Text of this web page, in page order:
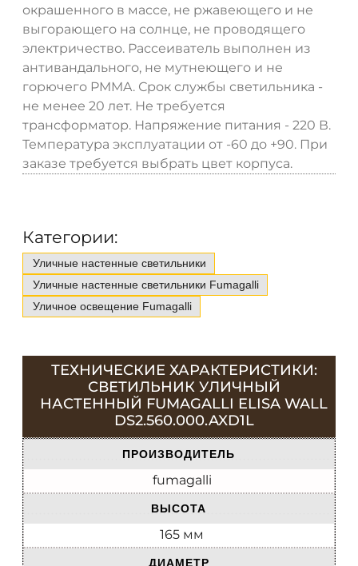
окрашенного в массе, не ржавеющего и не
выгорающего на солнце, не проводящего
электричество. Рассеиватель выполнен из
антивандального, не мутнеющего и не
горючего PMMA. Срок службы светильника -
не менее 20 лет. Не требуется
трансформатор. Напряжение питания - 220 В.
Температура эксплуатации от -60 до +90. При
заказе требуется выбрать цвет корпуса.
Категории:
Уличные настенные светильники
Уличные настенные светильники Fumagalli
Уличное освещение Fumagalli
ТЕХНИЧЕСКИЕ ХАРАКТЕРИСТИКИ:
СВЕТИЛЬНИК УЛИЧНЫЙ
НАСТЕННЫЙ FUMAGALLI ELISA WALL
DS2.560.000.AXD1L
ПРОИЗВОДИТЕЛЬ
fumagalli
ВЫСОТА
165 мм
ДИАМЕТР